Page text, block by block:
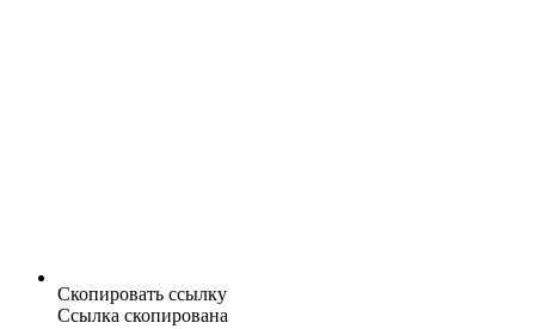
Скопировать ссылку
Ссылка скопирована